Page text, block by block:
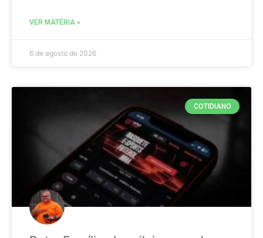
VER MATÉRIA »
6 de agosto de 2026
COTIDIANO